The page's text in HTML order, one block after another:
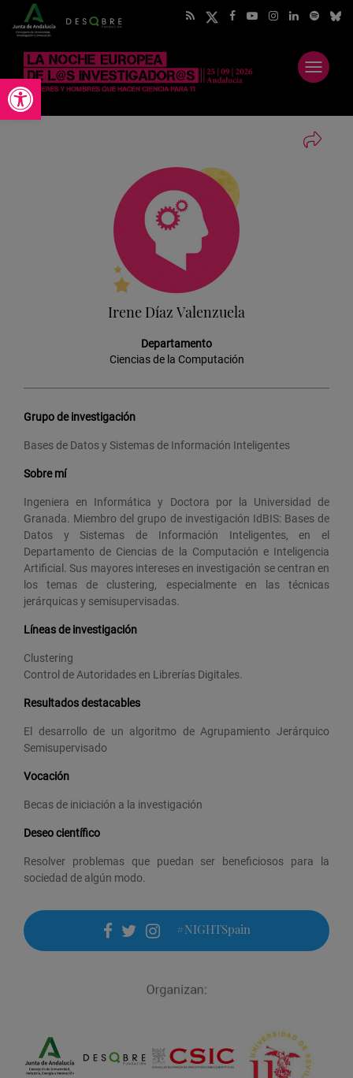
Abrir barra de herramientas
Abrir
menú
Irene Díaz Valenzuela
Departamento
Ciencias de la Computación
Grupo de investigación
Bases de Datos y Sistemas de Información Inteligentes
Sobre mí
Ingeniera en Informática y Doctora por la Universidad de
Granada. Miembro del grupo de investigación IdBIS: Bases de
Datos y Sistemas de Información Inteligentes, en el
Departamento de Ciencias de la Computación e Inteligencia
Artificial. Sus mayores intereses en investigación se centran en
los temas de clustering, especialmente en las técnicas
jerárquicas y semisupervisadas.
Líneas de investigación
Clustering
Control de Autoridades en Librerías Digitales.
Resultados destacables
El desarrollo de un algoritmo de Agrupamiento Jerárquico
Semisupervisado
Vocación
Becas de iniciación a la investigación
Deseo científico
Resolver problemas que puedan ser beneficiosos para la
sociedad de algún modo.
facebook
twitter
instagram
#NIGHTSpain